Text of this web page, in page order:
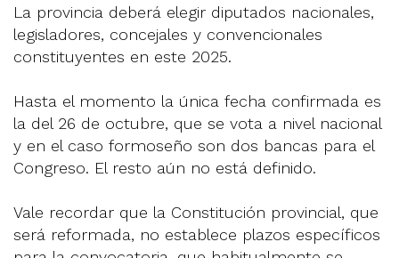
La provincia deberá elegir diputados nacionales,
legisladores, concejales y convencionales
constituyentes en este 2025.
Hasta el momento la única fecha confirmada es
la del 26 de octubre, que se vota a nivel nacional
y en el caso formoseño son dos bancas para el
Congreso. El resto aún no está definido.
Vale recordar que la Constitución provincial, que
será reformada, no establece plazos específicos